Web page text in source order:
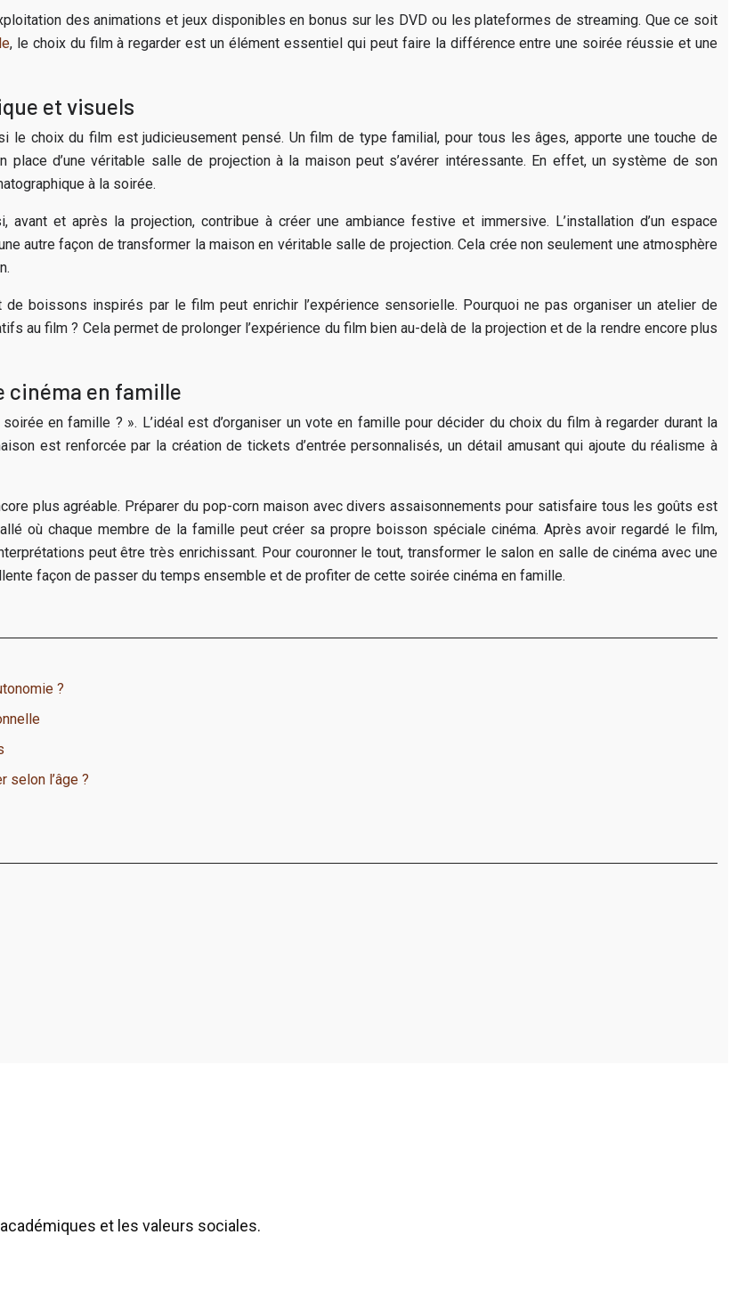
des animations et jeux disponibles en bonus sur les DVD ou les plateformes de streaming. Que ce soit
, le choix du film à regarder est un élément essentiel qui peut faire la différence entre une soirée réussie et une
et visuels
le choix du film est judicieusement pensé. Un film de type familial, pour tous les âges, apporte une touche de
place d’une véritable salle de projection à la maison peut s’avérer intéressante. En effet, un système de son
à la soirée.
et après la projection, contribue à créer une ambiance festive et immersive. L’installation d’un espace
autre façon de transformer la maison en véritable salle de projection. Cela crée non seulement une atmosphère
boissons inspirés par le film peut enrichir l’expérience sensorielle. Pourquoi ne pas organiser un atelier de
au film ? Cela permet de prolonger l’expérience du film bien au-delà de la projection et de la rendre encore plus
en famille
en famille ? ». L’idéal est d’organiser un vote en famille pour décider du choix du film à regarder durant la
est renforcée par la création de tickets d’entrée personnalisés, un détail amusant qui ajoute du réalisme à
plus agréable. Préparer du pop-corn maison avec divers assaisonnements pour satisfaire tous les goûts est
où chaque membre de la famille peut créer sa propre boisson spéciale cinéma. Après avoir regardé le film,
peut être très enrichissant. Pour couronner le tout, transformer le salon en salle de cinéma avec une
façon de passer du temps ensemble et de profiter de cette soirée cinéma en famille.
?
selon l’âge ?
et les valeurs sociales.